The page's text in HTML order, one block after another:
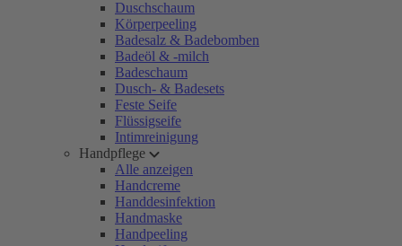
Duschschaum
Körperpeeling
Badesalz & Badebomben
Badeöl & -milch
Badeschaum
Dusch- & Badesets
Feste Seife
Flüssigseife
Intimreinigung
Handpflege
Alle anzeigen
Handcreme
Handdesinfektion
Handmaske
Handpeeling